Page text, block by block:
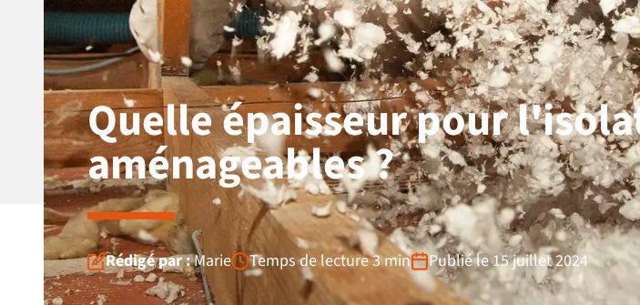
Quelle épaisseur pour
aménageables ?
Rédigé par :Marie Temps de lecture 3 min Publié le 15 juillet 2024